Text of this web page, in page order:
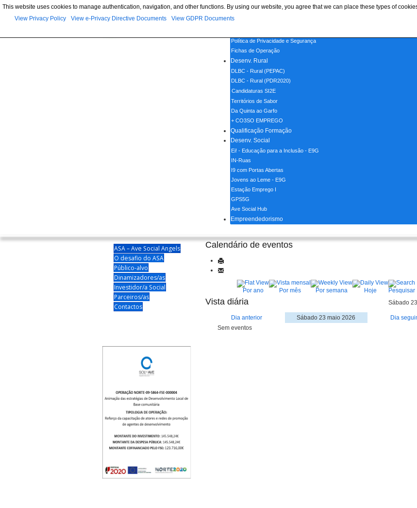
Home
Política de Privacidade e Segurança
Fichas de Operação
Desenv. Rural
DLBC - Rural (PEPAC)
DLBC - Rural (PDR2020)
Candidaturas SI2E
Territórios de Sabor
Da Quinta ao Garfo
+ CO3SO EMPREGO
Qualificação Formação
Desenv. Social
Ei! - Educação para a Inclusão - E9G
IN-Ruas
I9 com Portas Abertas
Jovens ao Leme - E9G
Estação Emprego I
GPS5G
Ave Social Hub
Empreendedorismo
ASA – Ave Social Angels
O desafio do ASA
Público-alvo
Dinamizadores/as
Investidor/a Social
Parceiros/as
Contactos
Calendário de eventos
Por ano Por mês Por semana Hoje Pesquisar
Vista diária Sábado
Dia anterior Sábado 23 maio 2026
Dia
Sem eventos
This website uses cookies to manage authentication, navigation, and other functions. By using our website, you agree that we can place these types of
View Privacy Policy
View e-Privacy Directive Documents View GDPR Documents